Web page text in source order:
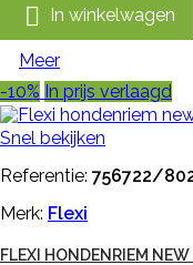
 In winkelwagen
Meer
-10% In prijs verlaagd
Snel bekijken
Referentie: 756722/
Merk: Flexi
FLEXI HONDENRIEM